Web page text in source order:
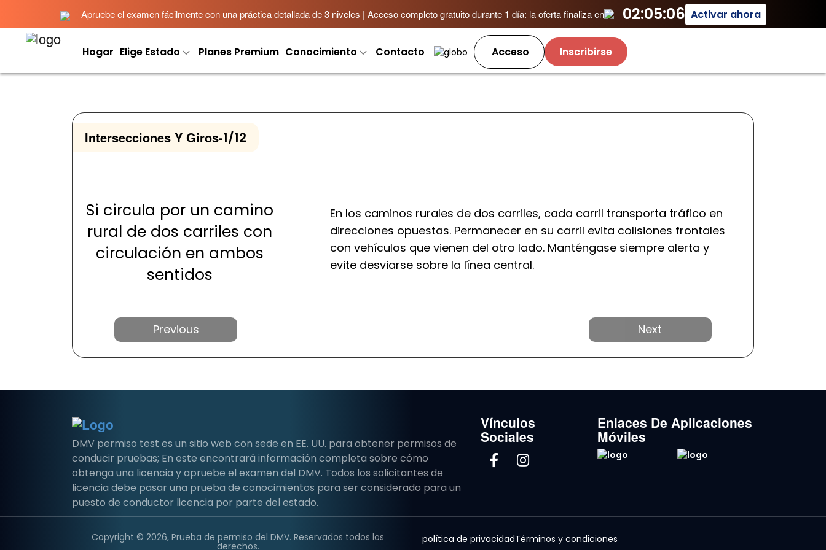
Apruebe el examen fácilmente con una práctica detallada de 3 niveles | Acceso completo gratuito durante 1 día: la oferta finaliza en 02:05:06 Activar ahora
Hogar Elige Estado Planes Premium Conocimiento Contacto Acceso Inscribirse
Intersecciones Y Giros-1/12
Si circula por un camino
rural de dos carriles con
circulación en ambos
sentidos
En los caminos rurales de dos carriles, cada carril transporta tráfico en
direcciones opuestas. Permanecer en su carril evita colisiones frontales
con vehículos que vienen del otro lado. Manténgase siempre alerta y
evite desviarse sobre la línea central.
Anterior Próximo
DMV permiso test es un sitio web con sede en EE. UU. para obtener permisos de
conducir pruebas; En este encontrará información completa sobre cómo
obtenga una licencia y apruebe el examen del DMV. Todos los solicitantes de
licencia debe pasar una prueba de conocimientos para ser considerado para un
puesto de conductor licencia por parte del estado.
Vínculos
Sociales
Enlaces De Aplicaciones
Móviles
Copyright © 2026, Prueba de permiso del DMV. Reservados todos los
derechos.
política de privacidadTérminos y condiciones